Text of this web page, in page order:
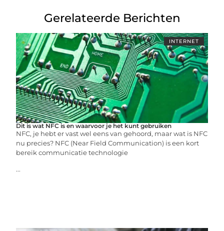
Gerelateerde Berichten
INTERNET
Dit is wat NFC is en waarvoor je het kunt gebruiken
NFC, je hebt er vast wel eens van gehoord, maar wat is NFC
nu precies? NFC (Near Field Communication) is een kort
bereik communicatie technologie
...